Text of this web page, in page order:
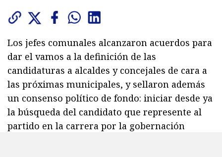
Los jefes comunales alcanzaron acuerdos para
dar el vamos a la definición de las
candidaturas a alcaldes y concejales de cara a
las próximas municipales, y sellaron además
un consenso político de fondo: iniciar desde ya
la búsqueda del candidato que represente al
partido en la carrera por la gobernación